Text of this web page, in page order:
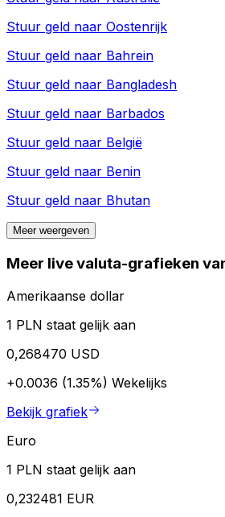
Stuur geld naar Oostenrijk
Stuur geld naar Bahrein
Stuur geld naar Bangladesh
Stuur geld naar Barbados
Stuur geld naar België
Stuur geld naar Benin
Stuur geld naar Bhutan
Meer weergeven
Meer live valuta-grafieken
Amerikaanse dollar
1 PLN staat gelijk aan
0,268470 USD
+0.0036 (1.35%) Wekelijks
Bekijk grafiek
Euro
1 PLN staat gelijk aan
0,232481 EUR